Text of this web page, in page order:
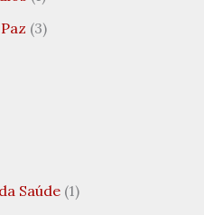
(3)
Saúde(1)